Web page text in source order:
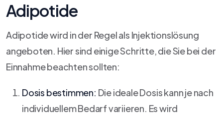
Adipotide
Adipotide wird in der Regel als Injektionslösung
angeboten. Hier sind einige Schritte, die Sie bei der
Einnahme beachten sollten:
Dosis bestimmen: Die ideale Dosis kann je nach
individuellem Bedarf variieren. Es wird